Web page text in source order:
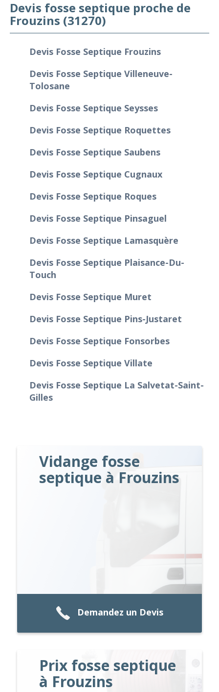
Devis fosse septique proche de
Frouzins (31270)
Devis Fosse Septique Frouzins
Devis Fosse Septique Villeneuve-
Tolosane
Devis Fosse Septique Seysses
Devis Fosse Septique Roquettes
Devis Fosse Septique Saubens
Devis Fosse Septique Cugnaux
Devis Fosse Septique Roques
Devis Fosse Septique Pinsaguel
Devis Fosse Septique Lamasquère
Devis Fosse Septique Plaisance-Du-
Touch
Devis Fosse Septique Muret
Devis Fosse Septique Pins-Justaret
Devis Fosse Septique Fonsorbes
Devis Fosse Septique Villate
Devis Fosse Septique La Salvetat-Saint-
Gilles
Vidange fosse
septique à Frouzins
Demandez un Devis
Prix fosse septique
à Frouzins